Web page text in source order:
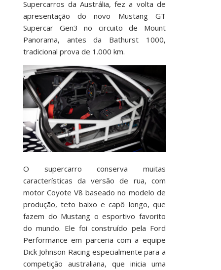
Supercarros da Austrália, fez a volta de
apresentação do novo Mustang GT
Supercar Gen3 no circuito de Mount
Panorama, antes da Bathurst 1000,
tradicional prova de 1.000 km.
O supercarro conserva muitas
características da versão de rua, com
motor Coyote V8 baseado no modelo de
produção, teto baixo e capô longo, que
fazem do Mustang o esportivo favorito
do mundo. Ele foi construído pela Ford
Performance em parceria com a equipe
Dick Johnson Racing especialmente para a
competição australiana, que inicia uma